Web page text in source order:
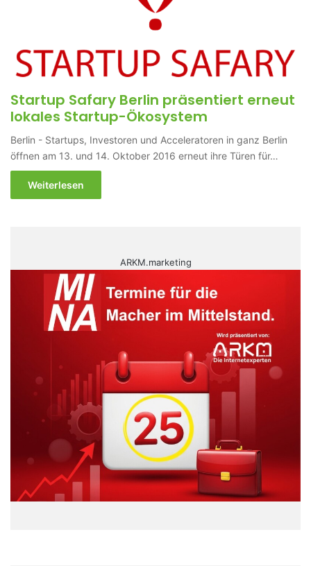
Startup Safary Berlin präsentiert erneut
lokales Startup-Ökosystem
Berlin - Startups, Investoren und Acceleratoren in ganz Berlin
öffnen am 13. und 14. Oktober 2016 erneut ihre Türen für…
Weiterlesen
ARKM.marketing